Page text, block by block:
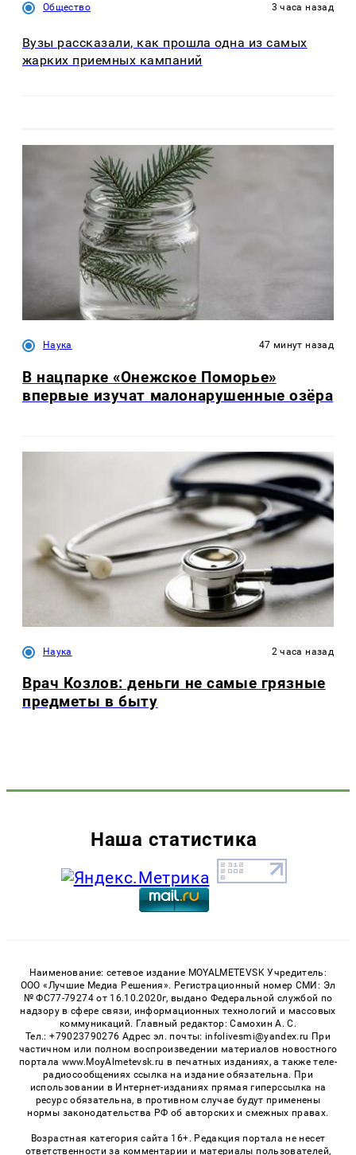
Общество 3 часа назад
Вузы рассказали, как прошла одна из самых
жарких приемных кампаний
Наука 47 минут назад
В нацпарке «Онежское Поморье»
впервые изучат малонарушенные озёра
Наука 2 часа назад
Врач Козлов: деньги не самые грязные
предметы в быту
Наша статистика
Наименование: сетевое издание MOYALMETEVSK Учредитель:
ООО «Лучшие Медиа Решения». Регистрационный номер СМИ: Эл
№ ФС77-79274 от 16.10.2020г, выдано Федеральной службой по
надзору в сфере связи, информационных технологий и массовых
коммуникаций. Главный редактор: Самохин А. С.
Тел.: +79023790276 Адрес эл. почты: infolivesmi@yandex.ru При
частичном или полном воспроизведении материалов новостного
портала www.MoyAlmetevsk.ru в печатных изданиях, а также теле-
радиосообщениях ссылка на издание обязательна. При
использовании в Интернет-изданиях прямая гиперссылка на
ресурс обязательна, в противном случае будут применены
нормы законодательства РФ об авторских и смежных правах.
Возрастная категория сайта 16+. Редакция портала не несет
ответственности за комментарии и материалы пользователей,